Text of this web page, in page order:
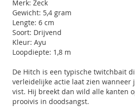
Merk: Zeck
Gewicht: 5,4 gram
Lengte: 6 cm
Soort: Drijvend
Kleur: Ayu
Loopdiepte: 1,8 m
De Hitch is een typische twitchbait
verleidelijke actie laat zien wanneer
vist. Hij breekt dan wild alle kanten
prooivis in doodsangst.